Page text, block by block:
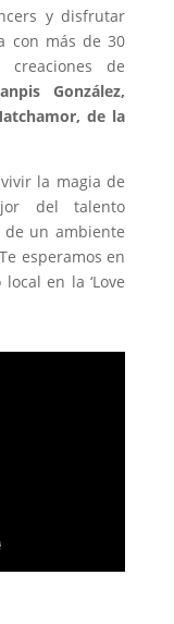
y disfrutar
con más de 30
creaciones de
González,
de la
la magia de
del talento
un ambiente
esperamos en
en la ‘Love